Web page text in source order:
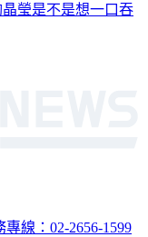
瑩是不是想一口吞
專線：02-2656-1599